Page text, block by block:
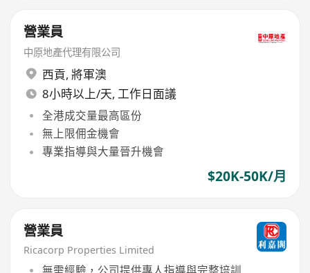
營業員
中原地產代理有限公司
西貢, 將軍澳
8小時以上/天, 工作日面議
全港成交量最高區份
無上限佣金機會
專業指導與大量晉升機會
$20K-50K/月
營業員
Ricacorp Properties Limited